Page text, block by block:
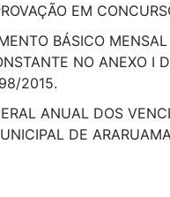
EM
BÁSICO
NO ANEXO I
2015.
ANUAL DOS
DE